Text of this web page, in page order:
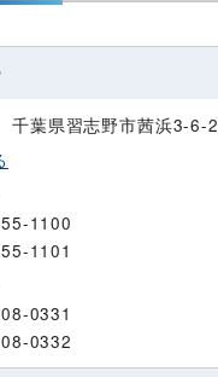
葉県習志野市茜浜3-6-2
1100
1101
0331
0332